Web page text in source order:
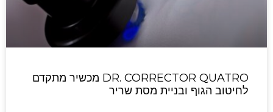
DR. CORRECTOR QUATRO מכשיר מתקדם
לחיטוב הגוף ובניית מסת שריר